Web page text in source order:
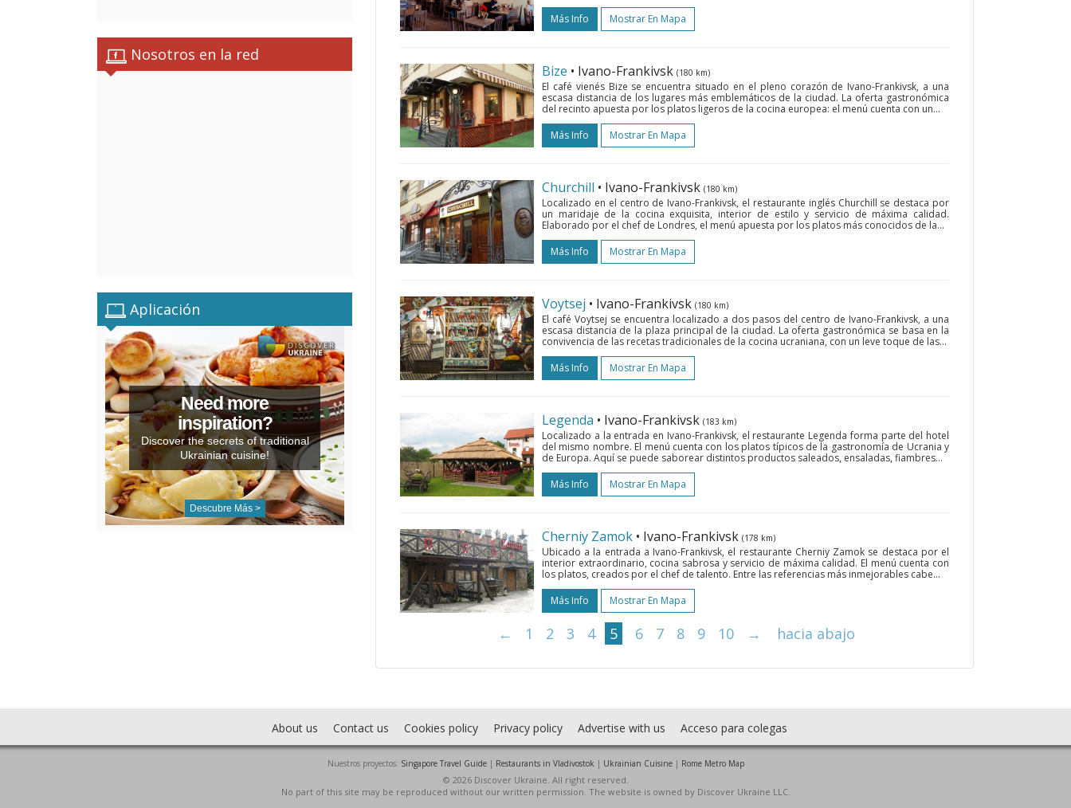
Nosotros en la red
Aplicación
Need more
inspiration?
Discover the secrets of traditional
Ukrainian cuisine!
Descubre Más >
Más Info
Mostrar En Mapa
Bize • Ivano-Frankivsk (180 km)
El café vienés Bize se encuentra situado en el pleno corazón de Ivano-Frankivsk, a una
escasa distancia de los lugares más emblemáticos de la ciudad. La oferta gastronómica
del recinto apuesta por los platos ligeros de la cocina europea: el menú cuenta con un...
Más Info
Mostrar En Mapa
Churchill • Ivano-Frankivsk (180 km)
Localizado en el centro de Ivano-Frankivsk, el restaurante inglés Churchill se destaca por
un maridaje de la cocina exquisita, interior de estilo y servicio de máxima calidad.
Elaborado por el chef de Londres, el menú apuesta por los platos más conocidos de la...
Más Info
Mostrar En Mapa
Voytsej • Ivano-Frankivsk (180 km)
El café Voytsej se encuentra localizado a dos pasos del centro de Ivano-Frankivsk, a una
escasa distancia de la plaza principal de la ciudad. La oferta gastronómica se basa en la
convivencia de las recetas tradicionales de la cocina ucraniana, con un leve toque de las...
Más Info
Mostrar En Mapa
Legenda • Ivano-Frankivsk (183 km)
Localizado a la entrada en Ivano-Frankivsk, el restaurante Legenda forma parte del hotel
del mismo nombre. El menú cuenta con los platos típicos de la gastronomía de Ucrania y
de Europa. Aquí se puede saborear distintos productos saleados, ensaladas, fiambres...
Más Info
Mostrar En Mapa
Cherniy Zamok • Ivano-Frankivsk (178 km)
Ubicado a la entrada a Ivano-Frankivsk, el restaurante Cherniy Zamok se destaca por el
interior extraordinario, cocina sabrosa y servicio de máxima calidad. El menú cuenta con
los platos, creados por el chef de talento. Entre las referencias más inmejorables cabe...
Más Info
Mostrar En Mapa
← 1 2 3 4 5 6 7 8 9 10 → hacia abajo
About us Contact us Cookies policy Privacy policy Advertise with us Acceso para colegas
Nuestros proyectos: Singapore Travel Guide| Restaurants in Vladivostok | Ukrainian Cuisine| Rome Metro Map
© 2026 Discover Ukraine. All right reserved.
No part of this site may be reproduced without our written permission. The website is owned by Discover Ukraine LLC.